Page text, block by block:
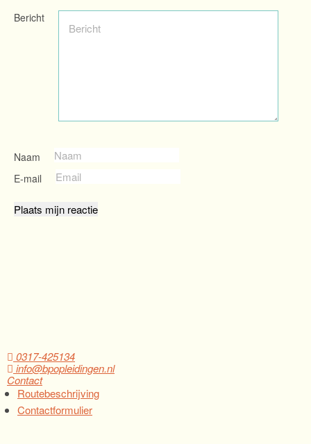
Bericht
Naam
E-mail
0317-425134
info@bpopleidingen.nl
Contact
Routebeschrijving
Contactformulier